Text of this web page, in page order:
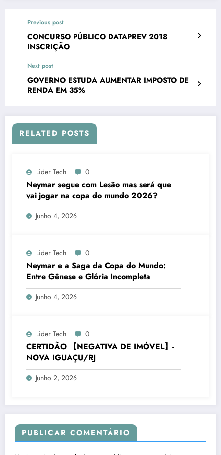
Previous post
CONCURSO PÚBLICO DATAPREV 2018
INSCRIÇÃO
Next post
GOVERNO ESTUDA AUMENTAR IMPOSTO DE
RENDA EM 35%
RELATED POSTS
Lider Tech 0
Neymar segue com Lesão mas será que
vai jogar na copa do mundo 2026?
Junho 4, 2026
Lider Tech 0
Neymar e a Saga da Copa do Mundo:
Entre Gênese e Glória Incompleta
Junho 4, 2026
Lider Tech 0
CERTIDÃO 【NEGATIVA DE IMÓVEL】-
NOVA IGUAÇU/RJ
Junho 2, 2026
PUBLICAR COMENTÁRIO